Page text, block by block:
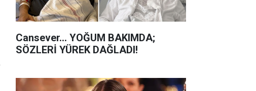
Cansever... YOĞUM BAKIMDA;
SÖZLERİ YÜREK DAĞLADI!